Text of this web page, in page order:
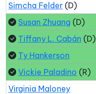
Simcha Felder (D)
Susan Zhuang (D)
Tiffany L. Cabán (D)
Ty Hankerson
Vickie Paladino (R)
Virginia Maloney